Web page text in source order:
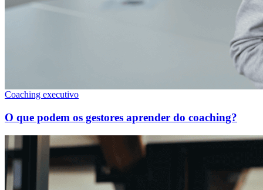
Coaching executivo
O que podem os gestores aprender do coaching?